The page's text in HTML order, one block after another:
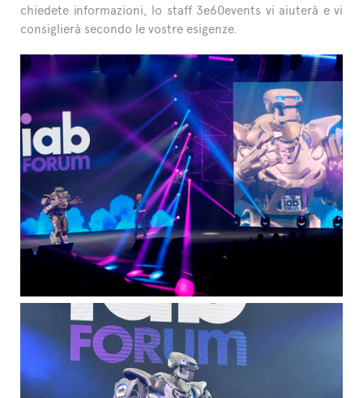
chiedete informazioni, lo staff 3e60events vi aiuterà e vi
consiglierà secondo le vostre esigenze.